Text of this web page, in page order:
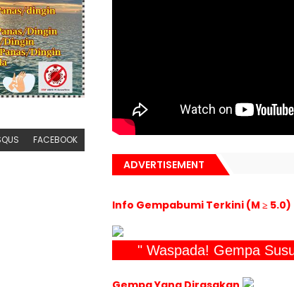
FACEBOOK
ADVERTISEMENT
Info Gempabumi Terkini (M ≥ 5.0)
" Waspada! Gempa